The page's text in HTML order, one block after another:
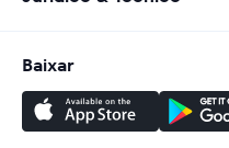
Baixar